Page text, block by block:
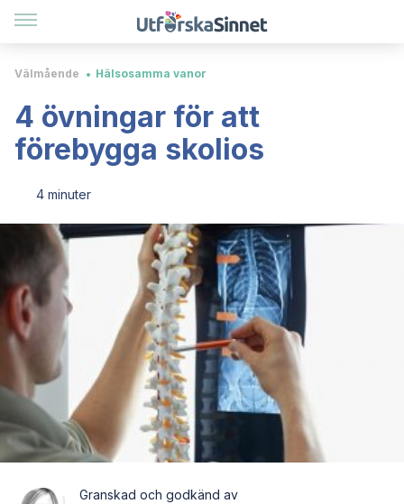
Välmående Hälsosamma vanor
4 övningar för att
förebygga skolios
4 minuter
Granskad och godkänd av